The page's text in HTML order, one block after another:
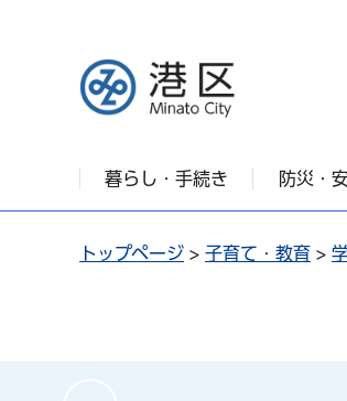
港区
暮らし・手続き 防災・
トップページ > 子育て・教育 >